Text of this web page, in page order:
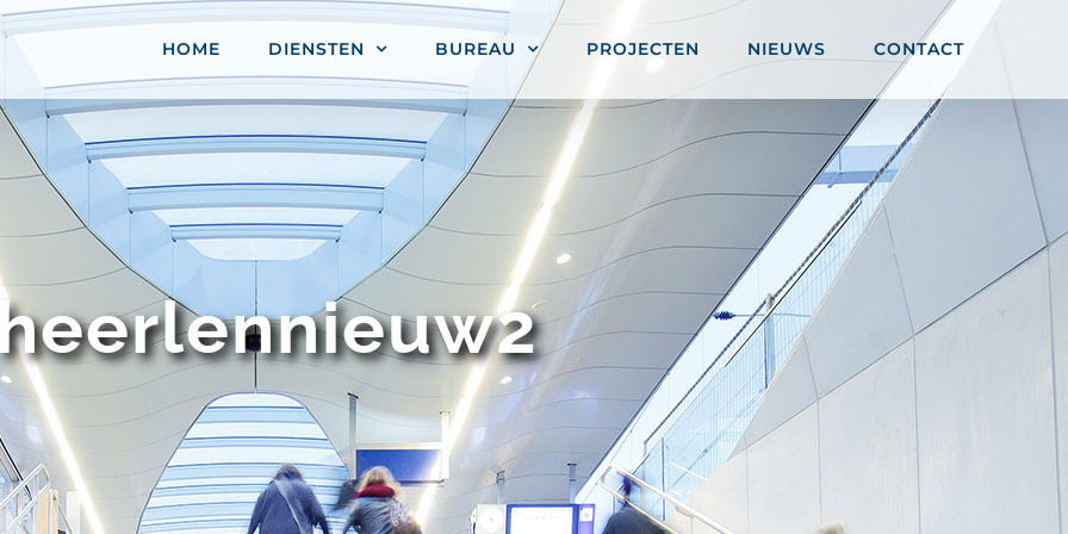
HOME DIENSTEN BUREAU PROJECTEN NIEUWS CONTACT